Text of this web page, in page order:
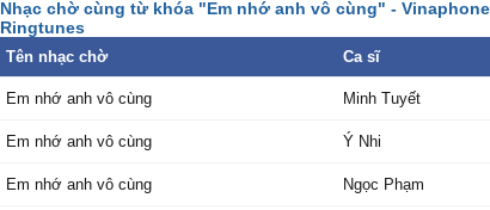
Nhạc chờ cùng từ khóa "Em nhớ anh vô cùng" - Vinaphone
Ringtunes
Tên nhạc chờ Ca sĩ
Em nhớ anh vô cùng Minh Tuyết
Em nhớ anh vô cùng Ý Nhi
Em nhớ anh vô cùng Ngọc Phạm